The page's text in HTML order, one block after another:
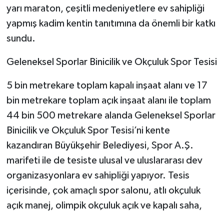
yarı maraton, çeşitli medeniyetlere ev sahipliği
yapmış kadim kentin tanıtımına da önemli bir katkı
sundu.
Geleneksel Sporlar Binicilik ve Okçuluk Spor Tesisi
5 bin metrekare toplam kapalı inşaat alanı ve 17
bin metrekare toplam açık inşaat alanı ile toplam
44 bin 500 metrekare alanda Geleneksel Sporlar
Binicilik ve Okçuluk Spor Tesisi’ni kente
kazandıran Büyükşehir Belediyesi, Spor A.Ş.
marifeti ile de tesiste ulusal ve uluslararası dev
organizasyonlara ev sahipliği yapıyor. Tesis
içerisinde, çok amaçlı spor salonu, atlı okçuluk
açık manej, olimpik okçuluk açık ve kapalı saha,